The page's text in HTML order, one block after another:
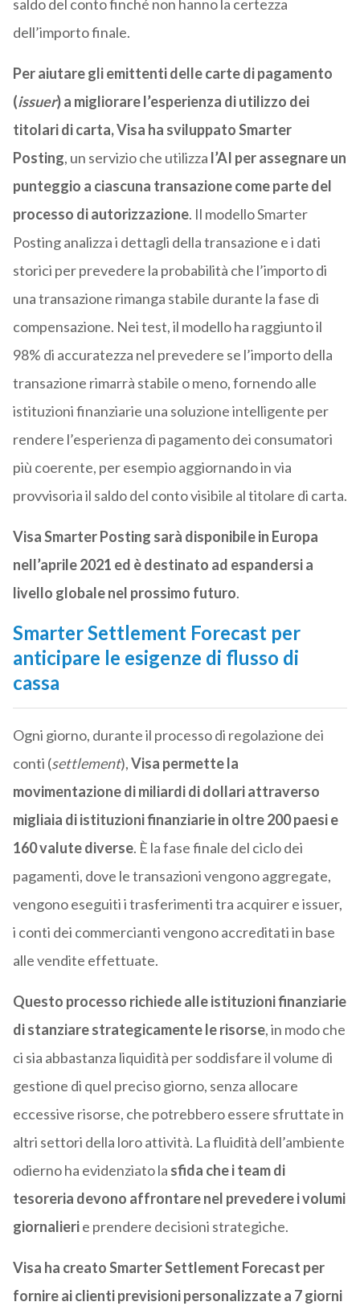
saldo del conto finché non hanno la certezza
dell’importo finale.
Per aiutare gli emittenti delle carte di pagamento
(issuer) a migliorare l’esperienza di utilizzo dei
titolari di carta, Visa ha sviluppato Smarter
Posting, un servizio che utilizza l’AI per assegnare un
punteggio a ciascuna transazione come parte del
processo di autorizzazione. Il modello Smarter
Posting analizza i dettagli della transazione e i dati
storici per prevedere la probabilità che l’importo di
una transazione rimanga stabile durante la fase di
compensazione. Nei test, il modello ha raggiunto il
98% di accuratezza nel prevedere se l’importo della
transazione rimarrà stabile o meno, fornendo alle
istituzioni finanziarie una soluzione intelligente per
rendere l’esperienza di pagamento dei consumatori
più coerente, per esempio aggiornando in via
provvisoria il saldo del conto visibile al titolare di carta.
Visa Smarter Posting sarà disponibile in Europa
nell’aprile 2021 ed è destinato ad espandersi a
livello globale nel prossimo futuro.
Smarter Settlement Forecast per
anticipare le esigenze di flusso di
cassa
Ogni giorno, durante il processo di regolazione dei
conti (settlement),Visa permette la
movimentazione di miliardi di dollari attraverso
migliaia di istituzioni finanziarie in oltre 200 paesi e
160 valute diverse. È la fase finale del ciclo dei
pagamenti, dove le transazioni vengono aggregate,
vengono eseguiti i trasferimenti tra acquirer e issuer,
i conti dei commercianti vengono accreditati in base
alle vendite effettuate.
Questo processo richiede alle istituzioni finanziarie
di stanziare strategicamente le risorse, in modo che
ci sia abbastanza liquidità per soddisfare il volume di
gestione di quel preciso giorno, senza allocare
eccessive risorse, che potrebbero essere sfruttate in
altri settori della loro attività. La fluidità dell’ambiente
odierno ha evidenziato la sfida che i team di
tesoreria devono affrontare nel prevedere i volumi
giornalierie prendere decisioni strategiche.
Visa ha creato Smarter Settlement Forecast per
fornire ai clienti previsioni personalizzate a 7 giorni